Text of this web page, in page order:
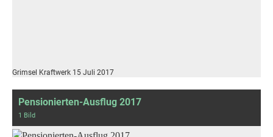
Grimsel Kraftwerk 15 Juli 2017
Pensionierten-Ausflug 2017
1 Bild